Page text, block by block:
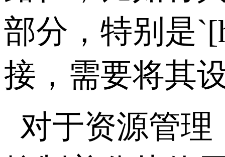
部分，特别是
接，需要将其
对于资源管理